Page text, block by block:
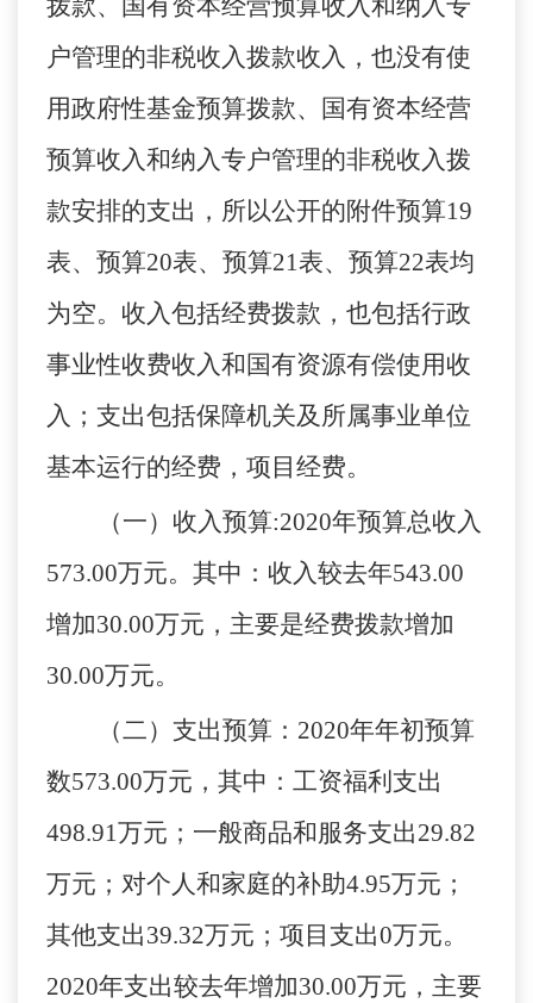
拨款、国有资本经营预算收入和纳入专
户管理的非税收入拨款收入，也没有使
用政府性基金预算拨款、国有资本经营
预算收入和纳入专户管理的非税收入拨
款安排的支出，所以公开的附件预算19
表、预算20表、预算21表、预算22表均
为空。 收入包括经费拨款，也包括行政
事业性收费收入和国有资源有偿使用收
入； 支出包括保障机关及所属事业单位
基本运行的经费， 项目经费。
（一）收入预算:2020年预算总收入
573.00万元。其中：收入较去年543.00
增加30.00万元，主要是经费拨款增加
30.00万元。
（二）支出预算 ： 2020年年初预算
数573.00万元，其中：工资福利支出
498.91万元；一般商品和服务支出29.82
万元；对个人和家庭的补助4.95万元；
其他支出39.32万元；项目支出0万元。
2020年支出较去年增加30.00万元，主要